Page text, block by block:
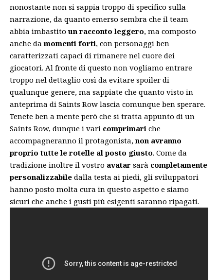
nonostante non si sappia troppo di specifico sulla
narrazione, da quanto emerso sembra che il team
abbia imbastito un racconto leggero, ma composto
anche da momenti forti, con personaggi ben
caratterizzati capaci di rimanere nel cuore dei
giocatori. Al fronte di questo non vogliamo entrare
troppo nel dettaglio così da evitare spoiler di
qualunque genere, ma sappiate che quanto visto in
anteprima di Saints Row lascia comunque ben sperare.
Tenete ben a mente però che si tratta appunto di un
Saints Row, dunque i vari comprimari che
accompagneranno il protagonista, non avranno
proprio tutte le rotelle al posto giusto. Come da
tradizione inoltre il vostro avatar sarà completamente
personalizzabile dalla testa ai piedi, gli sviluppatori
hanno posto molta cura in questo aspetto e siamo
sicuri che anche i gusti più esigenti saranno ripagati.